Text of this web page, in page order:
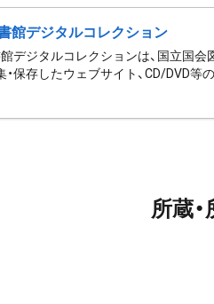
館デジタルコレクション
デジタルコレクションは、国立国
・保存したウェブサイト、CD/DVD等
所蔵